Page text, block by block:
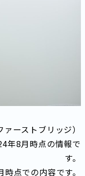
ーストブリッジ）
年8月時点の情報で
す。
点での内容です。